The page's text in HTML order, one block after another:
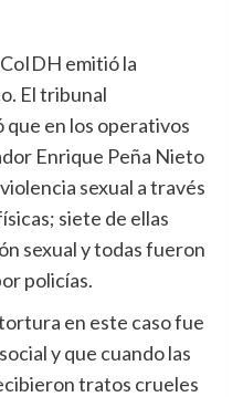
emitió la
El tribunal
en los operativos
Enrique Peña Nieto
sexual a través
siete de ellas
sexual y todas fueron
policías.
en este caso fue
y que cuando las
tratos crueles